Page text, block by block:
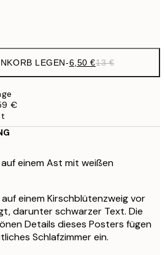
LEGEN-6,50 €13 €
€
einem Ast mit weißen
auf einem Kirschblütenzweig vor
darunter schwarzer Text. Die
Details dieses Posters fügen
Schlafzimmer ein.